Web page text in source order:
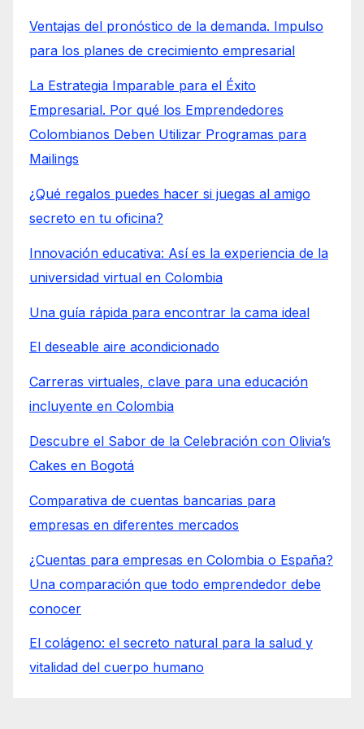
Ventajas del pronóstico de la demanda. Impulso
para los planes de crecimiento empresarial
La Estrategia Imparable para el Éxito
Empresarial. Por qué los Emprendedores
Colombianos Deben Utilizar Programas para
Mailings
¿Qué regalos puedes hacer si juegas al amigo
secreto en tu oficina?
Innovación educativa: Así es la experiencia de la
universidad virtual en Colombia
Una guía rápida para encontrar la cama ideal
El deseable aire acondicionado
Carreras virtuales, clave para una educación
incluyente en Colombia
Descubre el Sabor de la Celebración con Olivia’s
Cakes en Bogotá
Comparativa de cuentas bancarias para
empresas en diferentes mercados
¿Cuentas para empresas en Colombia o España?
Una comparación que todo emprendedor debe
conocer
El colágeno: el secreto natural para la salud y
vitalidad del cuerpo humano